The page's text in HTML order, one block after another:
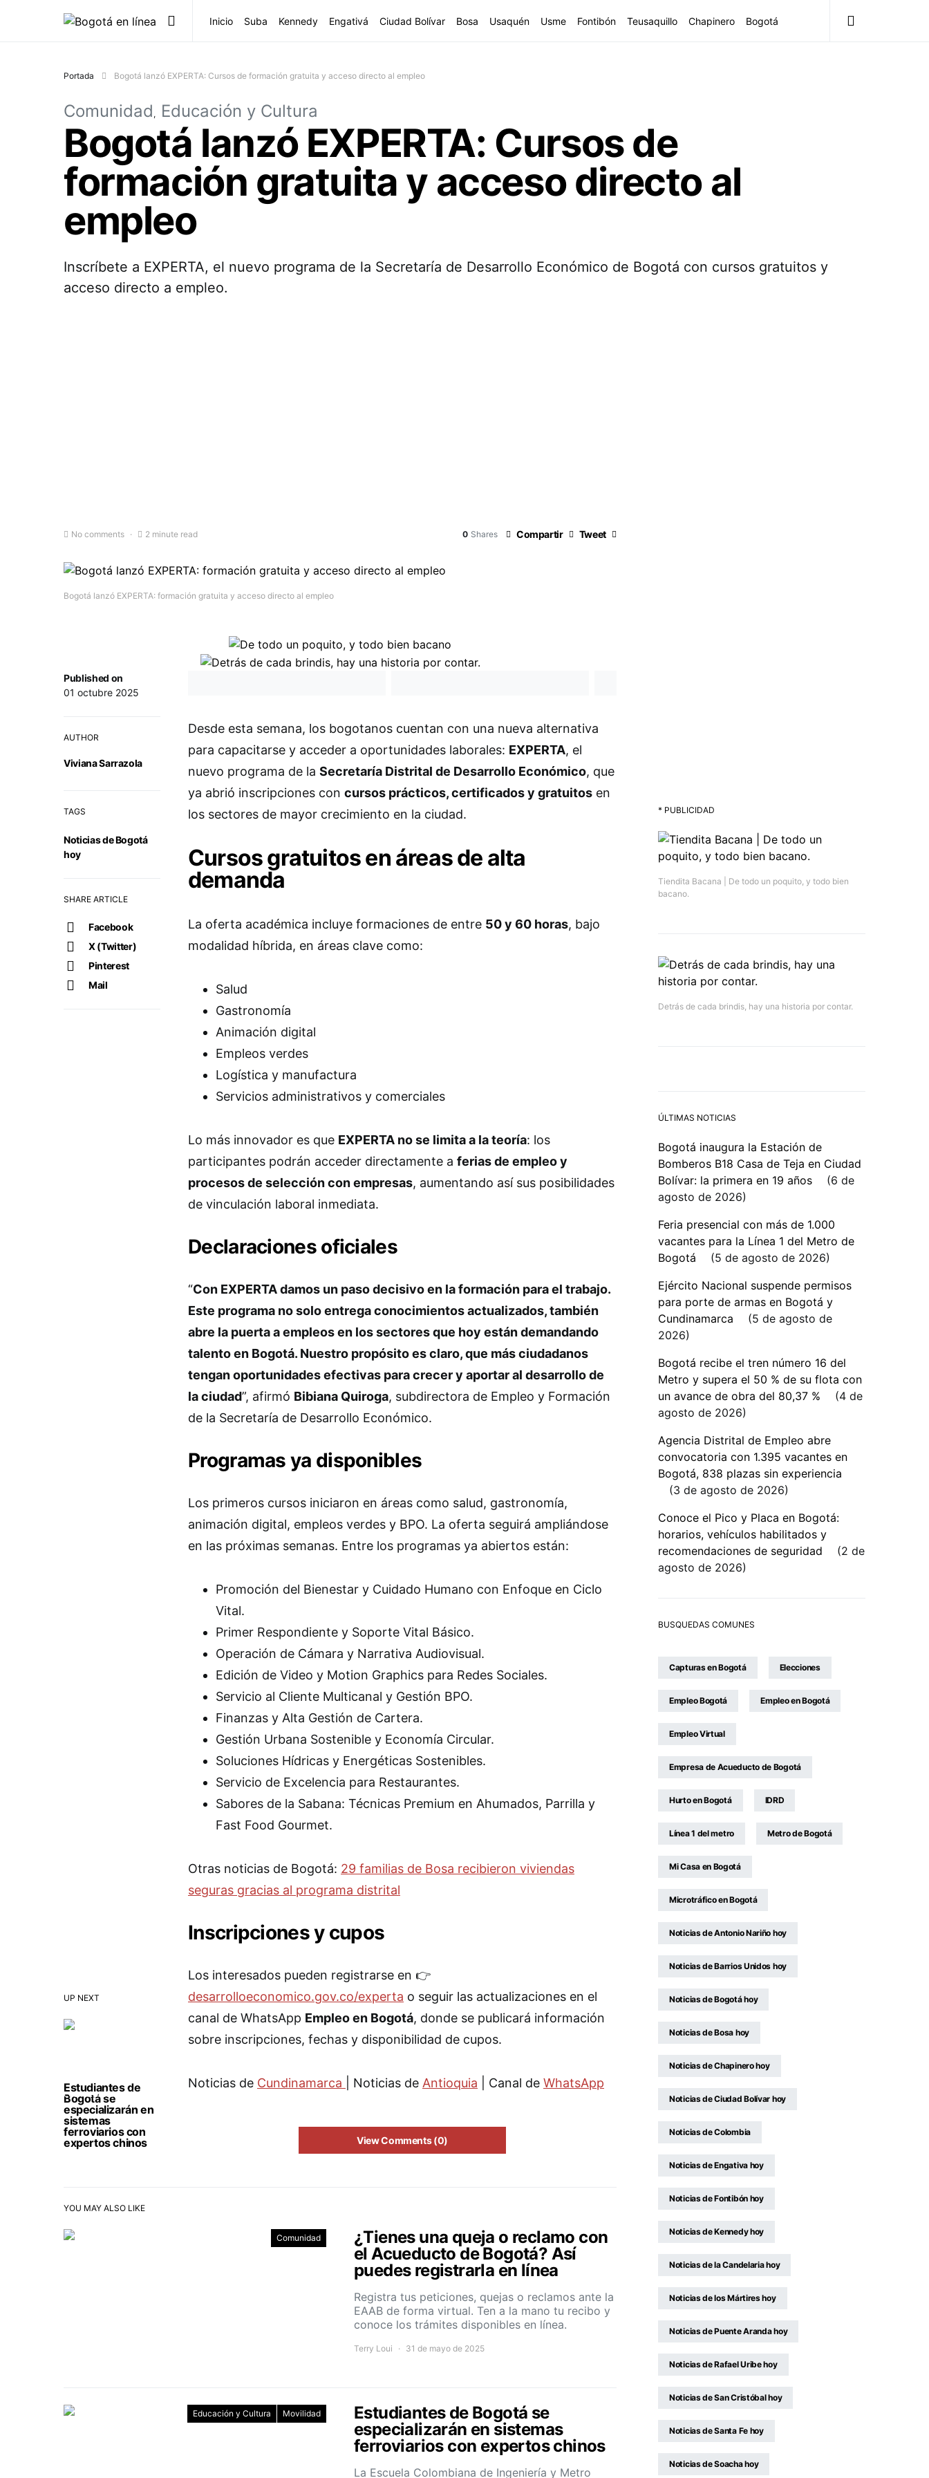
Inicio Suba Kennedy Engativá Ciudad Bolívar Bosa Usaquén Usme Fontibón Teusaquillo Chapinero Bogotá
Portada Bogotá lanzó EXPERTA: Cursos de formación gratuita y acceso directo al empleo
Comunidad Educación y Cultura
Bogotá lanzó EXPERTA: Cursos de
formación gratuita y acceso directo al
empleo
Inscríbete a EXPERTA, el nuevo programa de la Secretaría de Desarrollo Económico de Bogotá con cursos gratuitos y
acceso directo a empleo.
No comments 2 minute read 0 Shares Compartir Tweet
Bogotá lanzó EXPERTA: formación gratuita y acceso directo al empleo
UP NEXT
Estudiantes de
Bogotá se
especializarán en
sistemas
ferroviarios con
expertos chinos
Published on
01 octubre 2025
AUTHOR
Viviana Sarrazola
TAGS
Noticias de Bogotá
hoy
SHARE ARTICLE
Facebook
X (Twitter)
Pinterest
Mail
Desde esta semana, los bogotanos cuentan con una nueva alternativa
para capacitarse y acceder a oportunidades laborales: EXPERTA, el
nuevo programa de la Secretaría Distrital de Desarrollo Económico, que
ya abrió inscripciones con cursos prácticos, certificados y gratuitos en
los sectores de mayor crecimiento en la ciudad.
Cursos gratuitos en áreas de alta
demanda
La oferta académica incluye formaciones de entre 50 y 60 horas, bajo
modalidad híbrida, en áreas clave como:
Salud
Gastronomía
Animación digital
Empleos verdes
Logística y manufactura
Servicios administrativos y comerciales
Lo más innovador es que EXPERTA no se limita a la teoría: los
participantes podrán acceder directamente a ferias de empleo y
procesos de selección con empresas, aumentando así sus posibilidades
de vinculación laboral inmediata.
Declaraciones oficiales
“Con EXPERTA damos un paso decisivo en la formación para el trabajo.
Este programa no solo entrega conocimientos actualizados, también
abre la puerta a empleos en los sectores que hoy están demandando
talento en Bogotá. Nuestro propósito es claro, que más ciudadanos
tengan oportunidades efectivas para crecer y aportar al desarrollo de
la ciudad”, afirmó Bibiana Quiroga, subdirectora de Empleo y Formación
de la Secretaría de Desarrollo Económico.
Programas ya disponibles
Los primeros cursos iniciaron en áreas como salud, gastronomía,
animación digital, empleos verdes y BPO. La oferta seguirá ampliándose
en las próximas semanas. Entre los programas ya abiertos están:
Promoción del Bienestar y Cuidado Humano con Enfoque en Ciclo
Vital.
Primer Respondiente y Soporte Vital Básico.
Operación de Cámara y Narrativa Audiovisual.
Edición de Video y Motion Graphics para Redes Sociales.
Servicio al Cliente Multicanal y Gestión BPO.
Finanzas y Alta Gestión de Cartera.
Gestión Urbana Sostenible y Economía Circular.
Soluciones Hídricas y Energéticas Sostenibles.
Servicio de Excelencia para Restaurantes.
Sabores de la Sabana: Técnicas Premium en Ahumados, Parrilla y
Fast Food Gourmet.
Otras noticias de Bogotá: 29 familias de Bosa recibieron viviendas
seguras gracias al programa distrital
Inscripciones y cupos
Los interesados pueden registrarse en 👉
desarrolloeconomico.gov.co/experta o seguir las actualizaciones en el
canal de WhatsApp Empleo en Bogotá, donde se publicará información
sobre inscripciones, fechas y disponibilidad de cupos.
Noticias de Cundinamarca | Noticias de Antioquia | Canal de WhatsApp
View Comments (0)
YOU MAY ALSO LIKE
Comunidad
¿Tienes una queja o reclamo con
el Acueducto de Bogotá? Así
puedes registrarla en línea
Registra tus peticiones, quejas o reclamos ante la
EAAB de forma virtual. Ten a la mano tu recibo y
conoce los trámites disponibles en línea.
Terry Loui 31 de mayo de 2025
Educación y Cultura Movilidad
Estudiantes de Bogotá se
especializarán en sistemas
ferroviarios con expertos chinos
La Escuela Colombiana de Ingeniería y Metro
* PUBLICIDAD
Tiendita Bacana | De todo un poquito, y todo bien
bacano.
Detrás de cada brindis, hay una historia por contar.
ÚLTIMAS NOTICIAS
Bogotá inaugura la Estación de
Bomberos B18 Casa de Teja en Ciudad
Bolívar: la primera en 19 años
6 de
agosto de 2026
Feria presencial con más de 1.000
vacantes para la Línea 1 del Metro de
Bogotá
5 de agosto de 2026
Ejército Nacional suspende permisos
para porte de armas en Bogotá y
Cundinamarca
5 de agosto de
2026
Bogotá recibe el tren número 16 del
Metro y supera el 50 % de su flota con
un avance de obra del 80,37 %
4 de
agosto de 2026
Agencia Distrital de Empleo abre
convocatoria con 1.395 vacantes en
Bogotá, 838 plazas sin experiencia
3 de agosto de 2026
Conoce el Pico y Placa en Bogotá:
horarios, vehículos habilitados y
recomendaciones de seguridad
2 de
agosto de 2026
BUSQUEDAS COMUNES
Capturas en Bogotá Elecciones
Empleo Bogotá Empleo en Bogotá
Empleo Virtual
Empresa de Acueducto de Bogotá
Hurto en Bogotá IDRD
Línea 1 del metro Metro de Bogotá
Mi Casa en Bogotá
Microtráfico en Bogotá
Noticias de Antonio Nariño hoy
Noticias de Barrios Unidos hoy
Noticias de Bogotá hoy
Noticias de Bosa hoy
Noticias de Chapinero hoy
Noticias de Ciudad Bolívar hoy
Noticias de Colombia
Noticias de Engativa hoy
Noticias de Fontibón hoy
Noticias de Kennedy hoy
Noticias de la Candelaria hoy
Noticias de los Mártires hoy
Noticias de Puente Aranda hoy
Noticias de Rafael Uribe hoy
Noticias de San Cristóbal hoy
Noticias de Santa Fe hoy
Noticias de Soacha hoy